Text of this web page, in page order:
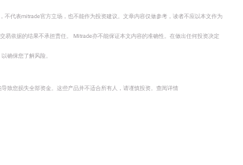
不代表mitrade官方立场，也不能作为投资建议。文章内容仅做参考，读者不应以本文作为
易依据的结果不承担责任。 Mitrade亦不能保证本文内容的准确性。在做出任何投资决定
确保您了解风险。
致您损失全部资金。这些产品并不适合所有人，请谨慎投资。 查阅详情